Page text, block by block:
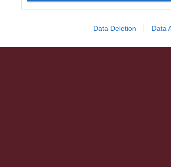
Data Deletion Data